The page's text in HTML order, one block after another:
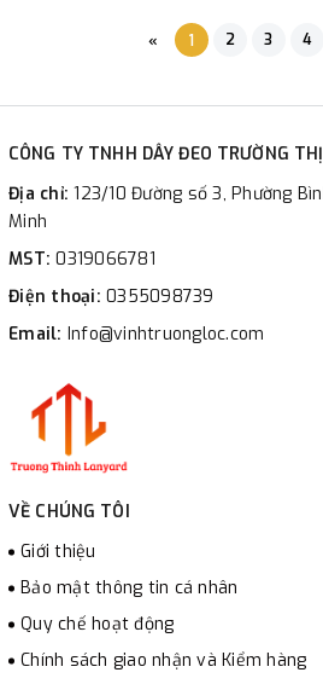
« 1 2 3 4
CÔNG TY TNHH DÂY ĐEO TRƯỜNG
Địa chỉ:123/10 Đường số 3, Phường
Minh
MST:0319066781
Điện thoại: 0355098739
Email: Info@vinhtruongloc.com
VỀ CHÚNG TÔI
Giới thiệu
Bảo mật thông tin cá nhân
Quy chế hoạt động
Chính sách giao nhận và Kiểm hàng